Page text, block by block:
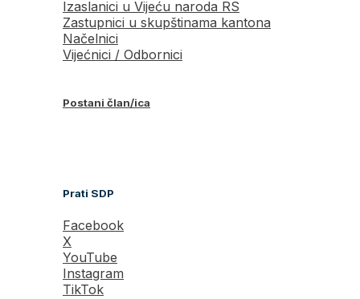
Izaslanici u Vijeću naroda RS
Zastupnici u skupštinama kantona
Načelnici
Vijećnici / Odbornici
Postani član/ica
Prati SDP
Facebook
X
YouTube
Instagram
TikTok